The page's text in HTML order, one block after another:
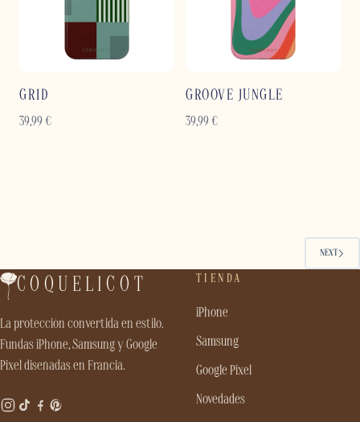
GRID
39,99 €
GROOVE JUNGLE
39,99 €
NEXT
COQUELICOT
La protección convertida en estilo.
Fundas iPhone, Samsung y Google
Pixel diseñadas en Francia.
TIENDA
iPhone
Samsung
Google Pixel
Novedades